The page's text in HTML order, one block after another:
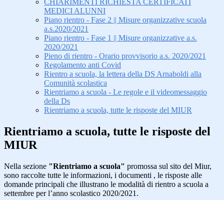
CHIARIMENTI RICHIESTA CERTIFICATI
MEDICI ALUNNI
Piano rientro - Fase 2 || Misure organizzative scuola
a.s.2020/2021
Piano rientro - Fase 1 || Misure organizzative a.s.
2020/2021
Pieno di rientro - Orario provvisorio a.s. 2020/2021
Regolamento anti Covid
Rientro a scuola, la lettera della DS Arnaboldi alla
Comunità scolastica
Rientriamo a scuola - Le regole e il videomessaggio
della Ds
Rientriamo a scuola, tutte le risposte del MIUR
Rientriamo a scuola, tutte le risposte del
MIUR
Nella sezione "Rientriamo a scuola" promossa sul sito del Miur,
sono raccolte tutte le informazioni, i documenti , le risposte alle
domande principali che illustrano le modalità di rientro a scuola a
settembre per l’anno scolastico 2020/2021.